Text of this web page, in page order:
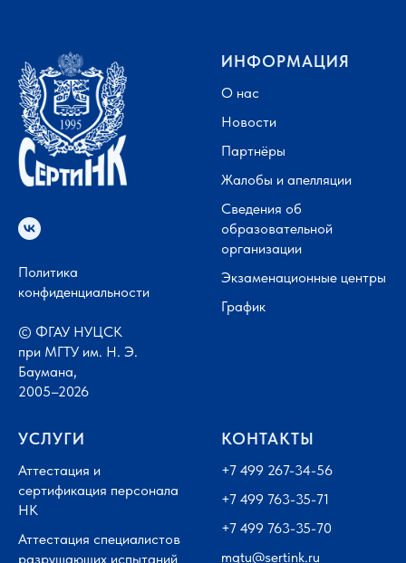
Политика
конфиденциальности
© ФГАУ НУЦСК
при МГТУ им. Н. Э.
Баумана,
2005–2026
ИНФОРМАЦИЯ
О нас
Новости
Партнёры
Жалобы и апелляции
Сведения об
образовательной
организации
Экзаменационные центры
График
УСЛУГИ
Аттестация и
сертификация персонала
НК
Аттестация специалистов
разрушающих испытаний
КОНТАКТЫ
+7 499 267-34-56
+7 499 763-35-71
+7 499 763-35-70
mgtu@sertink.ru